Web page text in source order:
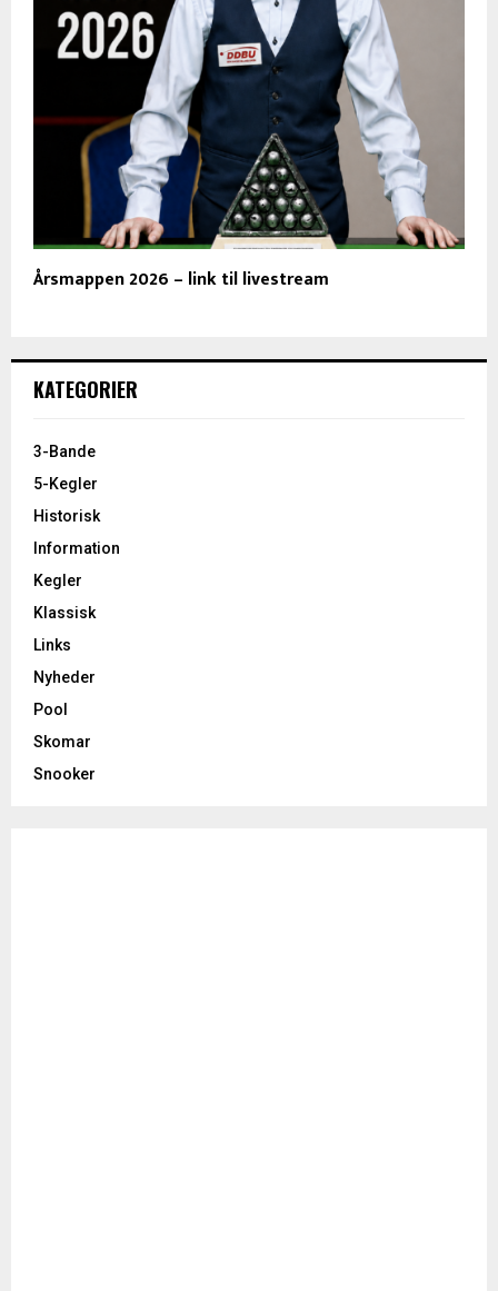
Årsmappen 2026 – link til livestream
KATEGORIER
3-Bande
5-Kegler
Historisk
Information
Kegler
Klassisk
Links
Nyheder
Pool
Skomar
Snooker